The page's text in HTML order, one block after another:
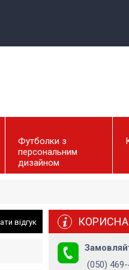
Футболки з
персональним
дизайном
відгук
(050)